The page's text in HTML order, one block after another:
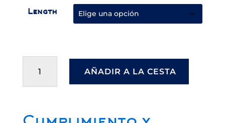
Length
Rebar
cantidad
AÑADIR A LA CESTA